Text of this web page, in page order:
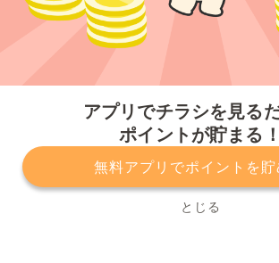
アプリでチラシを見る
ポイントが貯まる！
無料アプリでポイントを貯
とじる
プライバシーポリシー 利用規約
運
サービスに関してのお問い合わせ